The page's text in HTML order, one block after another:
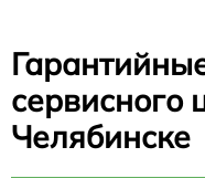
сервисного
Челябинске